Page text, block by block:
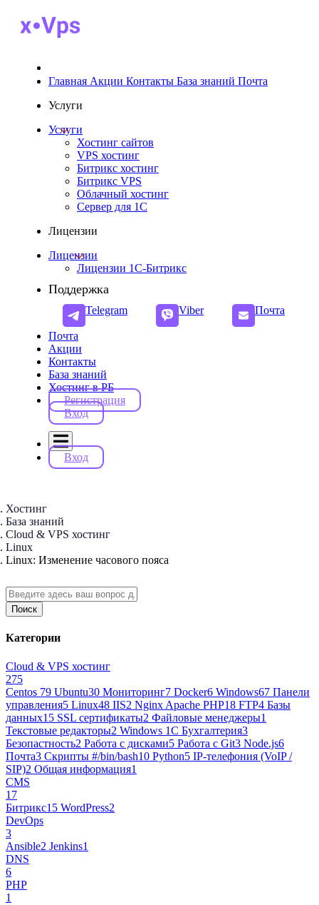
Главная Акции Контакты База знаний Почта
Услуги
Услуги
Хостинг сайтов
VPS хостинг
Битрикс хостинг
Битрикс VPS
Облачный хостинг
Cервер для 1С
Лицензии
Лицензии
Лицензии 1С-Битрикс
Поддержка
Telegram Viber Почта
Почта
Акции
Контакты
База знаний
Хостинг в РБ
Регистрация
Вход
Вход
Хостинг
База знаний
Cloud & VPS хостинг
Linux
Linux: Изменение часового пояса
Поиск
Категории
Cloud & VPS хостинг
275
Centos 79 Ubuntu30 Мониторинг7 Docker6 Windows67 Панели
управления5 Linux48 IIS2 Nginx Apache PHP18 FTP4 Базы
данных15 SSL сертификаты2 Файловые менеджеры1
Текстовые редакторы2 Windows 1С Бухгалтерия3
Безопастность2 Работа с дисками5 Работа с Git3 Node.js6
Почта3 Cкрипты #/bin/bash10 Python5 IP-телефония (VoIP /
SIP)2 Общая информация1
CMS
17
Битрикс15 WordPress2
DevOps
3
Ansible2 Jenkins1
DNS
6
PHP
1